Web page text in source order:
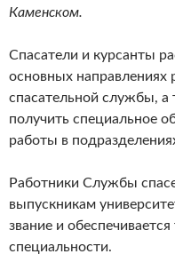
Каменском.
Спасатели и курсанты
основных направлениях
спасательной службы, а
получить специальное
работы в
Работники Службы
выпускникам
звание и
специальности.